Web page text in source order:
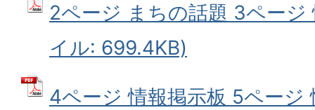
2ページ まちの話題 3ページ
イル: 699.4KB)
4ページ 情報掲示板 5ページ